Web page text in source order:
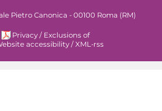
Pietro Canonica - 00100 Roma (RM)
Privacy / Exclusions of
accessibility / XML-rss